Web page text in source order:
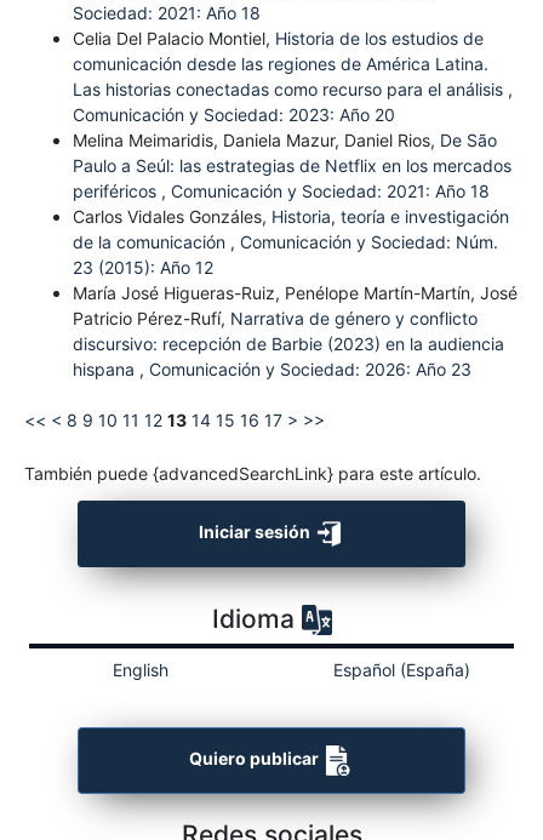
Sociedad: 2021: Año 18
Celia Del Palacio Montiel, Historia de los estudios de
comunicación desde las regiones de América Latina.
Las historias conectadas como recurso para el análisis ,
Comunicación y Sociedad: 2023: Año 20
Melina Meimaridis, Daniela Mazur, Daniel Rios, De São
Paulo a Seúl: las estrategias de Netflix en los mercados
periféricos , Comunicación y Sociedad: 2021: Año 18
Carlos Vidales Gonzáles, Historia, teoría e investigación
de la comunicación , Comunicación y Sociedad: Núm.
23 (2015): Año 12
María José Higueras-Ruiz, Penélope Martín-Martín, José
Patricio Pérez-Rufí, Narrativa de género y conflicto
discursivo: recepción de Barbie (2023) en la audiencia
hispana , Comunicación y Sociedad: 2026: Año 23
<< < 8 9 10 11 12 13 14 15 16 17 > >>
También puede {advancedSearchLink} para este artículo.
Iniciar sesión
Idioma
English Español (España)
Quiero publicar